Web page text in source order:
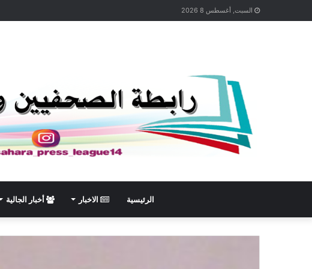
السبت, أغسطس 8 2026
الرئيسية الاخبار أخبار الجالية